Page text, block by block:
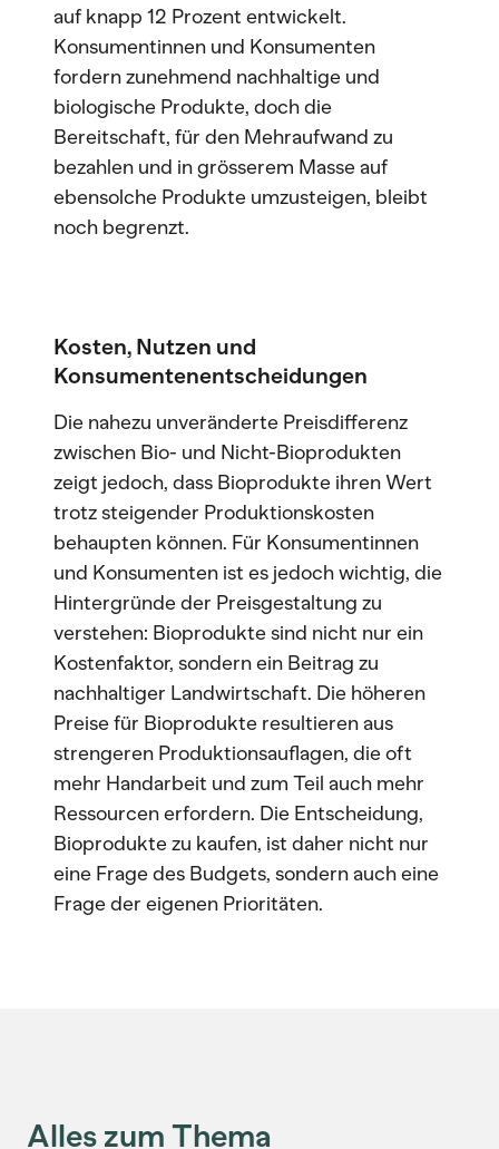
auf knapp 12 Prozent entwickelt.
Konsumentinnen und Konsumenten
fordern zunehmend nachhaltige und
biologische Produkte, doch die
Bereitschaft, für den Mehraufwand zu
bezahlen und in grösserem Masse auf
ebensolche Produkte umzusteigen, bleibt
noch begrenzt.
Kosten, Nutzen und
Konsumentenentscheidungen
Die nahezu unveränderte Preisdifferenz
zwischen Bio- und Nicht-Bioprodukten
zeigt jedoch, dass Bioprodukte ihren Wert
trotz steigender Produktionskosten
behaupten können. Für Konsumentinnen
und Konsumenten ist es jedoch wichtig, die
Hintergründe der Preisgestaltung zu
verstehen: Bioprodukte sind nicht nur ein
Kostenfaktor, sondern ein Beitrag zu
nachhaltiger Landwirtschaft. Die höheren
Preise für Bioprodukte resultieren aus
strengeren Produktionsauflagen, die oft
mehr Handarbeit und zum Teil auch mehr
Ressourcen erfordern. Die Entscheidung,
Bioprodukte zu kaufen, ist daher nicht nur
eine Frage des Budgets, sondern auch eine
Frage der eigenen Prioritäten.
Alles zum Thema